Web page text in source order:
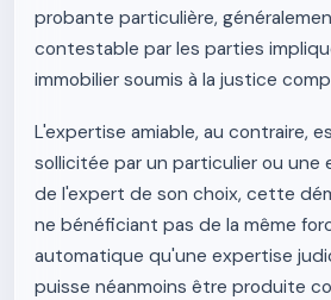
probante particulière,
contestable par les parties
immobilier soumis à la justice
L'expertise amiable, au contraire,
sollicitée par un particulier ou une
de l'expert de son choix, cette
ne bénéficiant pas de la même
automatique qu'une expertise
puisse néanmoins être produite